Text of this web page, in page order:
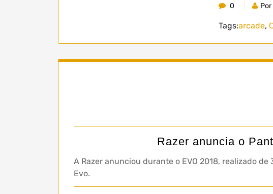
0
Tags:arcade,
Razer anuncia o
A Razer anunciou durante o EVO 2018, realizado
Evo.